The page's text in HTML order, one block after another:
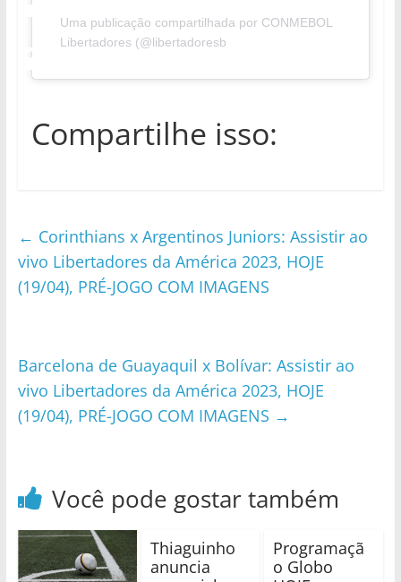
Uma publicação compartilhada por CONMEBOL
Libertadores (@libertadoresb
Compartilhe isso:
← Corinthians x Argentinos Juniors: Assistir ao
vivo Libertadores da América 2023, HOJE
(19/04), PRÉ-JOGO COM IMAGENS
Barcelona de Guayaquil x Bolívar: Assistir ao
vivo Libertadores da América 2023, HOJE
(19/04), PRÉ-JOGO COM IMAGENS →
Você pode gostar também
Thiaguinho
anuncia
Programaçã
o Globo